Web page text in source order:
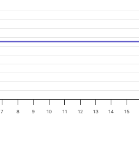
7 8 9 10 11 12 13 14 15